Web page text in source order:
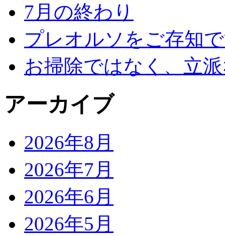
7月の終わり
プレオルソをご存知
お掃除ではなく、立
アーカイブ
2026年8月
2026年7月
2026年6月
2026年5月